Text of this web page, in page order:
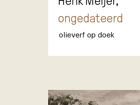
ongedateerd
olieverf op doek